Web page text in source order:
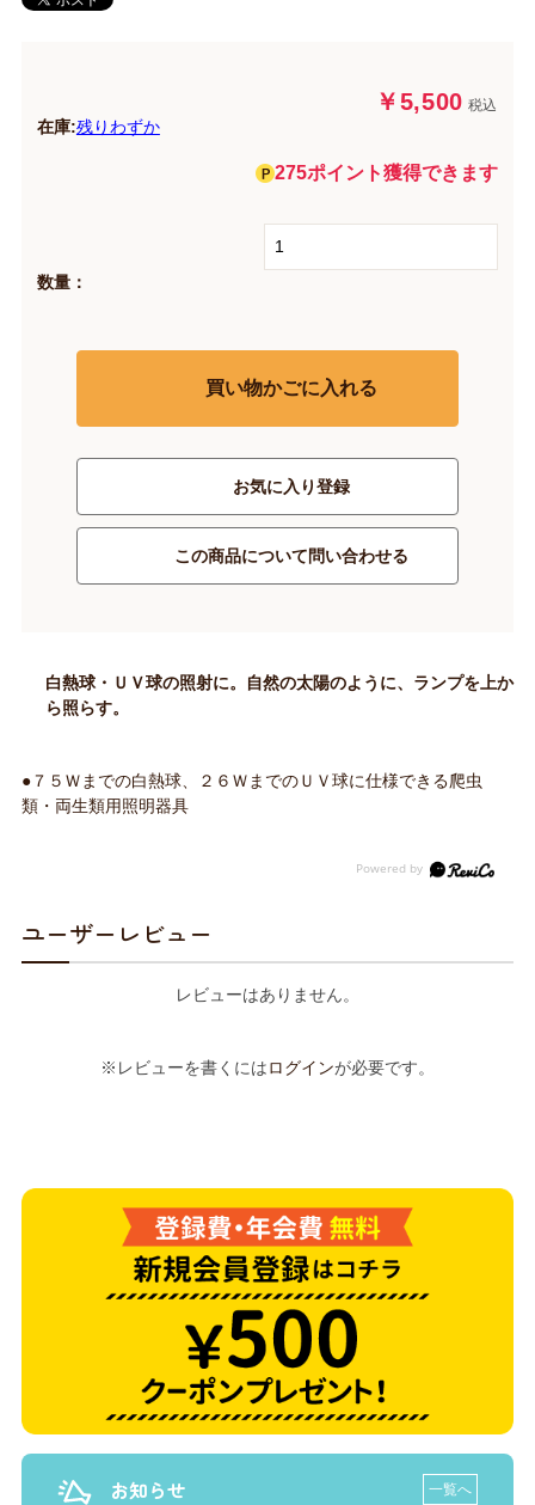
￥5,500 税込
在庫:残りわずか
275ポイント獲得できます
数量：
買い物かごに入れる
お気に入り登録
この商品について問い合わせる
白熱球・ＵＶ球の照射に。自然の太陽のように、ランプを上か
ら照らす。
●７５Ｗまでの白熱球、２６ＷまでのＵＶ球に仕様できる爬虫
類・両生類用照明器具
ユーザーレビュー
レビューはありません。
※レビューを書くにはログインが必要です。
お知らせ 一覧へ